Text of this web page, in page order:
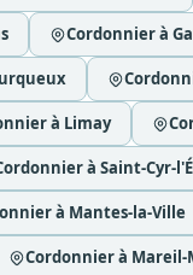
Cordonnier à
à Limay
à Saint-Cyr-
à Mantes-la-Ville
Cordonnier à Mareil-